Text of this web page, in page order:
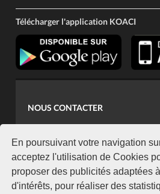
En poursuivant votre navigation
acceptez l'utilisation de Cookies
proposer des publicités adaptées
d'intérêts, pour réaliser des
Télécharger l'application KOACI
NOUS CONTACTER
koaci@yahoo.fr
+225 07 08 85 52 93